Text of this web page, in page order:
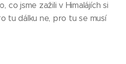
co jsme zažili v Himalájích si
tu dálku ne, pro tu se musí